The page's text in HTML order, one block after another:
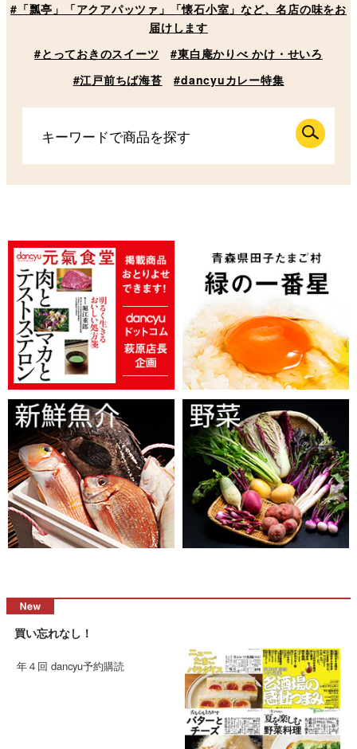
#「瓢亭」「アクアパッツァ」「懐石小室」など、名店の味をお
届けします
#とっておきのスイーツ
#東白庵かりべ かけ・せいろ
#江戸前ちば海苔
#dancyuカレー特集
買い忘れなし！
年４回 dancyu予約購読